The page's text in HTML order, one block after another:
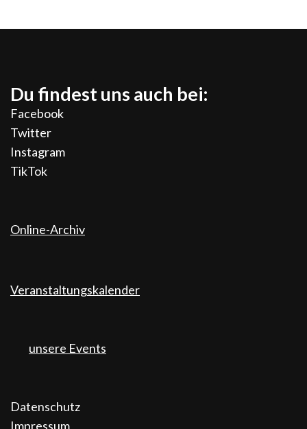
Du findest uns auch bei:
Facebook
Twitter
Instagram
TikTok
Online-Archiv
Veranstaltungskalender
unsere Events
Datenschutz
Impressum